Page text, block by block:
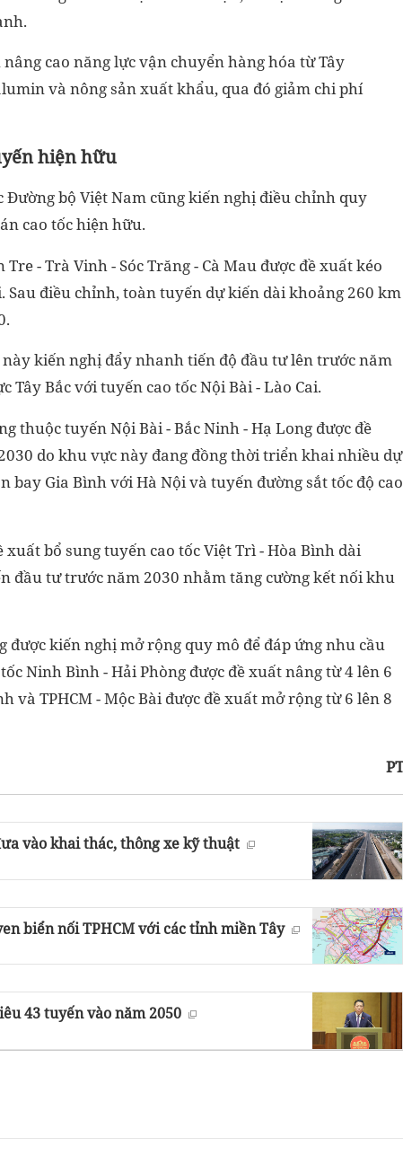
cao năng lực vận chuyển hàng hóa từ Tây
và nông sản xuất khẩu, qua đó giảm chi phí
hiện hữu
Đường bộ Việt Nam cũng kiến nghị điều chỉnh quy
cao tốc hiện hữu.
- Trà Vinh - Sóc Trăng - Cà Mau được đề xuất kéo
Sau điều chỉnh, toàn tuyến dự kiến dài khoảng 260 km
kiến nghị đẩy nhanh tiến độ đầu tư lên trước năm
Bắc với tuyến cao tốc Nội Bài - Lào Cai.
thuộc tuyến Nội Bài - Bắc Ninh - Hạ Long được đề
do khu vực này đang đồng thời triển khai nhiều dự
Gia Bình với Hà Nội và tuyến đường sắt tốc độ cao
bổ sung tuyến cao tốc Việt Trì - Hòa Bình dài
đầu tư trước năm 2030 nhằm tăng cường kết nối khu
được kiến nghị mở rộng quy mô để đáp ứng nhu cầu
Ninh Bình - Hải Phòng được đề xuất nâng từ 4 lên 6
và TPHCM - Mộc Bài được đề xuất mở rộng từ 6 lên 8
PT
vào khai thác, thông xe kỹ thuật
biển nối TPHCM với các tỉnh miền Tây
43 tuyến vào năm 2050